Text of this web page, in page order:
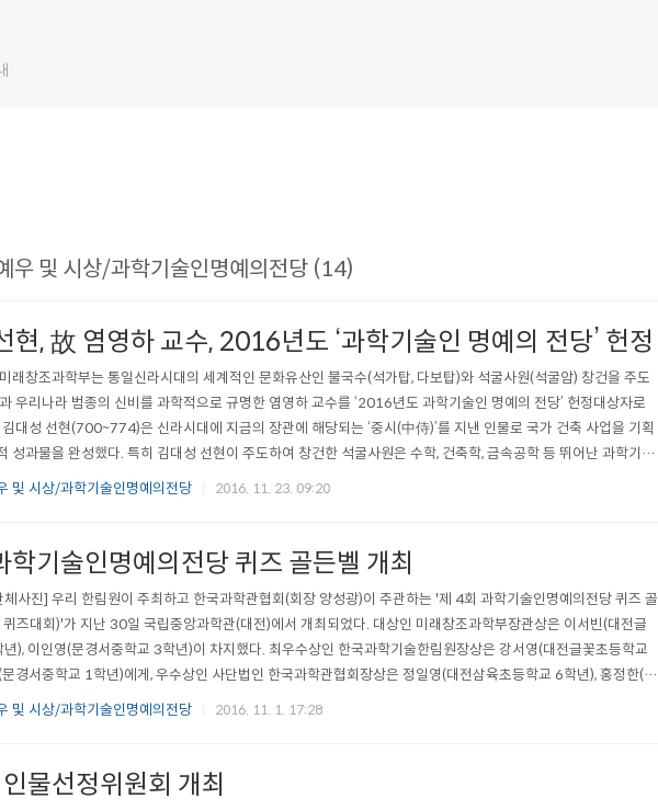
우 및 시상/과학기술인명예의전당 (14)
현, 故 염영하 교수, 2016년도 ‘과학기술인 명예의 전당’ 헌정
래창조과학부는 통일신라시대의 세계적인 문화유산인 불국수(석가탑, 다보탑)와 석굴사원(석굴암) 창건을 주도
우리나라 범종의 신비를 과학적으로 규명한 염영하 교수를 ‘2016년도 과학기술인 명예의 전당’ 헌정대상자로
대성 선현(700~774)은 신라시대에 지금의 장관에 해당되는 ‘중시(中侍)’를 지낸 인물로 국가 건축 사업을 기획
성과물을 완성했다. 특히 김대성 선현이 주도하여 창건한 석굴사원은 수학, 건축학, 금속공학 등 뛰어난 과학기술
하지 못했을 유물이며 과학적, 건축적, 미학적 가치를 극찬 받고 있다. 일본 건축학자 요네다 미요지(米田美代治)
및 시상/과학기술인명예의전당 2016. 11. 23. 09:20
학기술인명예의전당 퀴즈 골든벨 개최
사진] 우리 한림원이 주최하고 한국과학관협회(회장 양성광)이 주관하는 '제 4회 과학기술인명예의전당 퀴즈 골
즈대회)'가 지난 30일 국립중앙과학관(대전)에서 개최되었다. 대상인 미래창조과학부장관상은 이서빈(대전글
), 이인영(문경서중학교 3학년)이 차지했다. 최우수상인 한국과학기술한림원장상은 강서영(대전글꽃초등학교
경서중학교 1학년)에게, 우수상인 사단법인 한국과학관협회장상은 정일영(대전삼육초등학교 6학년), 홍정한(문
), 박준서(대전대신중학교 1학년), 홍정민(문경서중학교 3학년)에게 돌아갔다. 퀴즈대회는 과학기술인명예의전
및 시상/과학기술인명예의전당 2016. 11. 1. 17:28
물선정위원회 개최